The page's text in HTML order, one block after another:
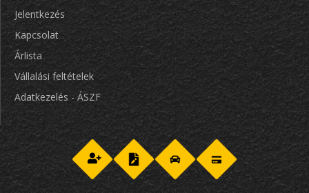
Jelentkezés
Kapcsolat
Árlista
Vállalási feltételek
Adatkezelés - ÁSZF